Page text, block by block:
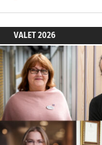
VALET 2026